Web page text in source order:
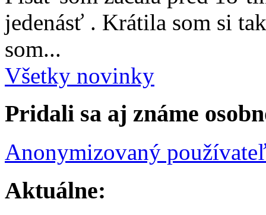
jedenásť . Krátila som si
som...
Všetky novinky
Pridali sa aj známe
Anonymizovaný
Aktuálne: